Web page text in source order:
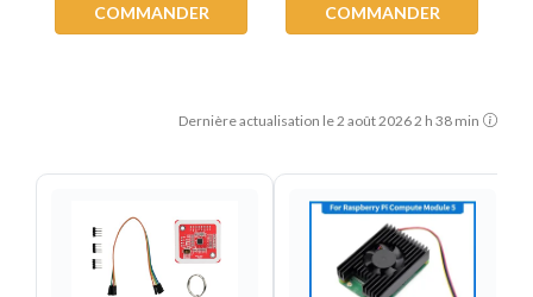
COMMANDER COMMANDER
Dernière actualisation le 2 août 2026 2 h 38 min